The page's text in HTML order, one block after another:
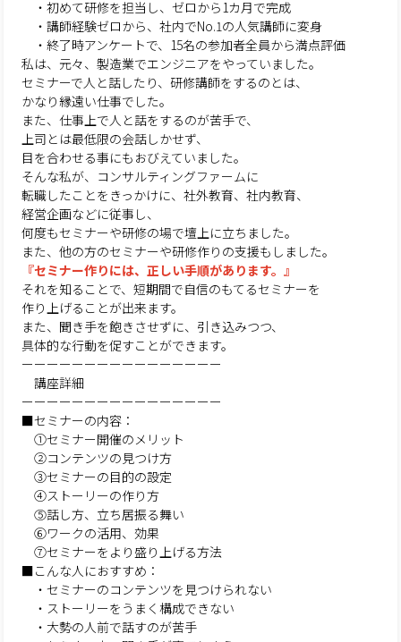
・初めて研修を担当し、ゼロから1カ月で完成
・講師経験ゼロから、社内でNo.1の人気講師に変身
・終了時アンケートで、15名の参加者全員から満点評価
私は、元々、製造業でエンジニアをやっていました。
セミナーで人と話したり、研修講師をするのとは、
かなり縁遠い仕事でした。
また、仕事上で人と話をするのが苦手で、
上司とは最低限の会話しかせず、
目を合わせる事にもおびえていました。
そんな私が、コンサルティングファームに
転職したことをきっかけに、社外教育、社内教育、
経営企画などに従事し、
何度もセミナーや研修の場で壇上に立ちました。
また、他の方のセミナーや研修作りの支援もしました。
『セミナー作りには、正しい手順があります。』
それを知ることで、短期間で自信のもてるセミナーを
作り上げることが出来ます。
また、聞き手を飽きさせずに、引き込みつつ、
具体的な行動を促すことができます。
ーーーーーーーーーーーーーーーー
講座詳細
ーーーーーーーーーーーーーーーー
■セミナーの内容：
①セミナー開催のメリット
②コンテンツの見つけ方
③セミナーの目的の設定
④ストーリーの作り方
⑤話し方、立ち居振る舞い
⑥ワークの活用、効果
⑦セミナーをより盛り上げる方法
■こんな人におすすめ：
・セミナーのコンテンツを見つけられない
・ストーリーをうまく構成できない
・大勢の人前で話すのが苦手